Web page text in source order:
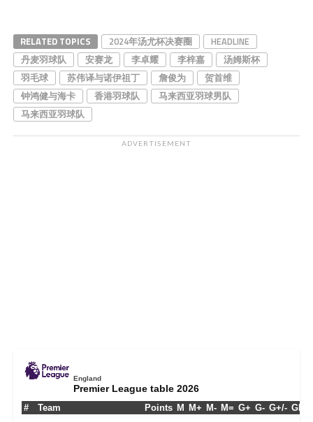
RELATED TOPICS 2024年汤尤杯决赛圈
HEADLINE
丹麦羽球队
安赛龙 李卓耀 李梓嘉
汤姆斯杯
羽毛球
苏伟译与诺伊祖丁 詹俊为
贺首维
钟鸿健与海卡
香港羽球队
马来西亚羽球男队
马来西亚羽球队
ADVERTISEMENT
England
Premier League table 2026
# Team Points M M+ M- M= G+ G- G+/- GPM